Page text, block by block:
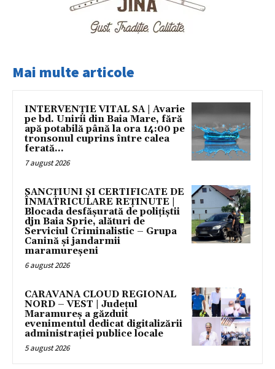
Mai multe articole
INTERVENȚIE VITAL SA | Avarie
pe bd. Unirii din Baia Mare, fără
apă potabilă până la ora 14:00 pe
tronsonul cuprins între calea
ferată...
7 august 2026
SANCȚIUNI ȘI CERTIFICATE DE
ÎNMATRICULARE REȚINUTE |
Blocada desfășurată de polițiștii
djn Baia Sprie, alături de
Serviciul Criminalistic – Grupa
Canină și jandarmii
maramureșeni
6 august 2026
CARAVANA CLOUD REGIONAL
NORD – VEST | Județul
Maramureș a găzduit
evenimentul dedicat digitalizării
administrației publice locale
5 august 2026